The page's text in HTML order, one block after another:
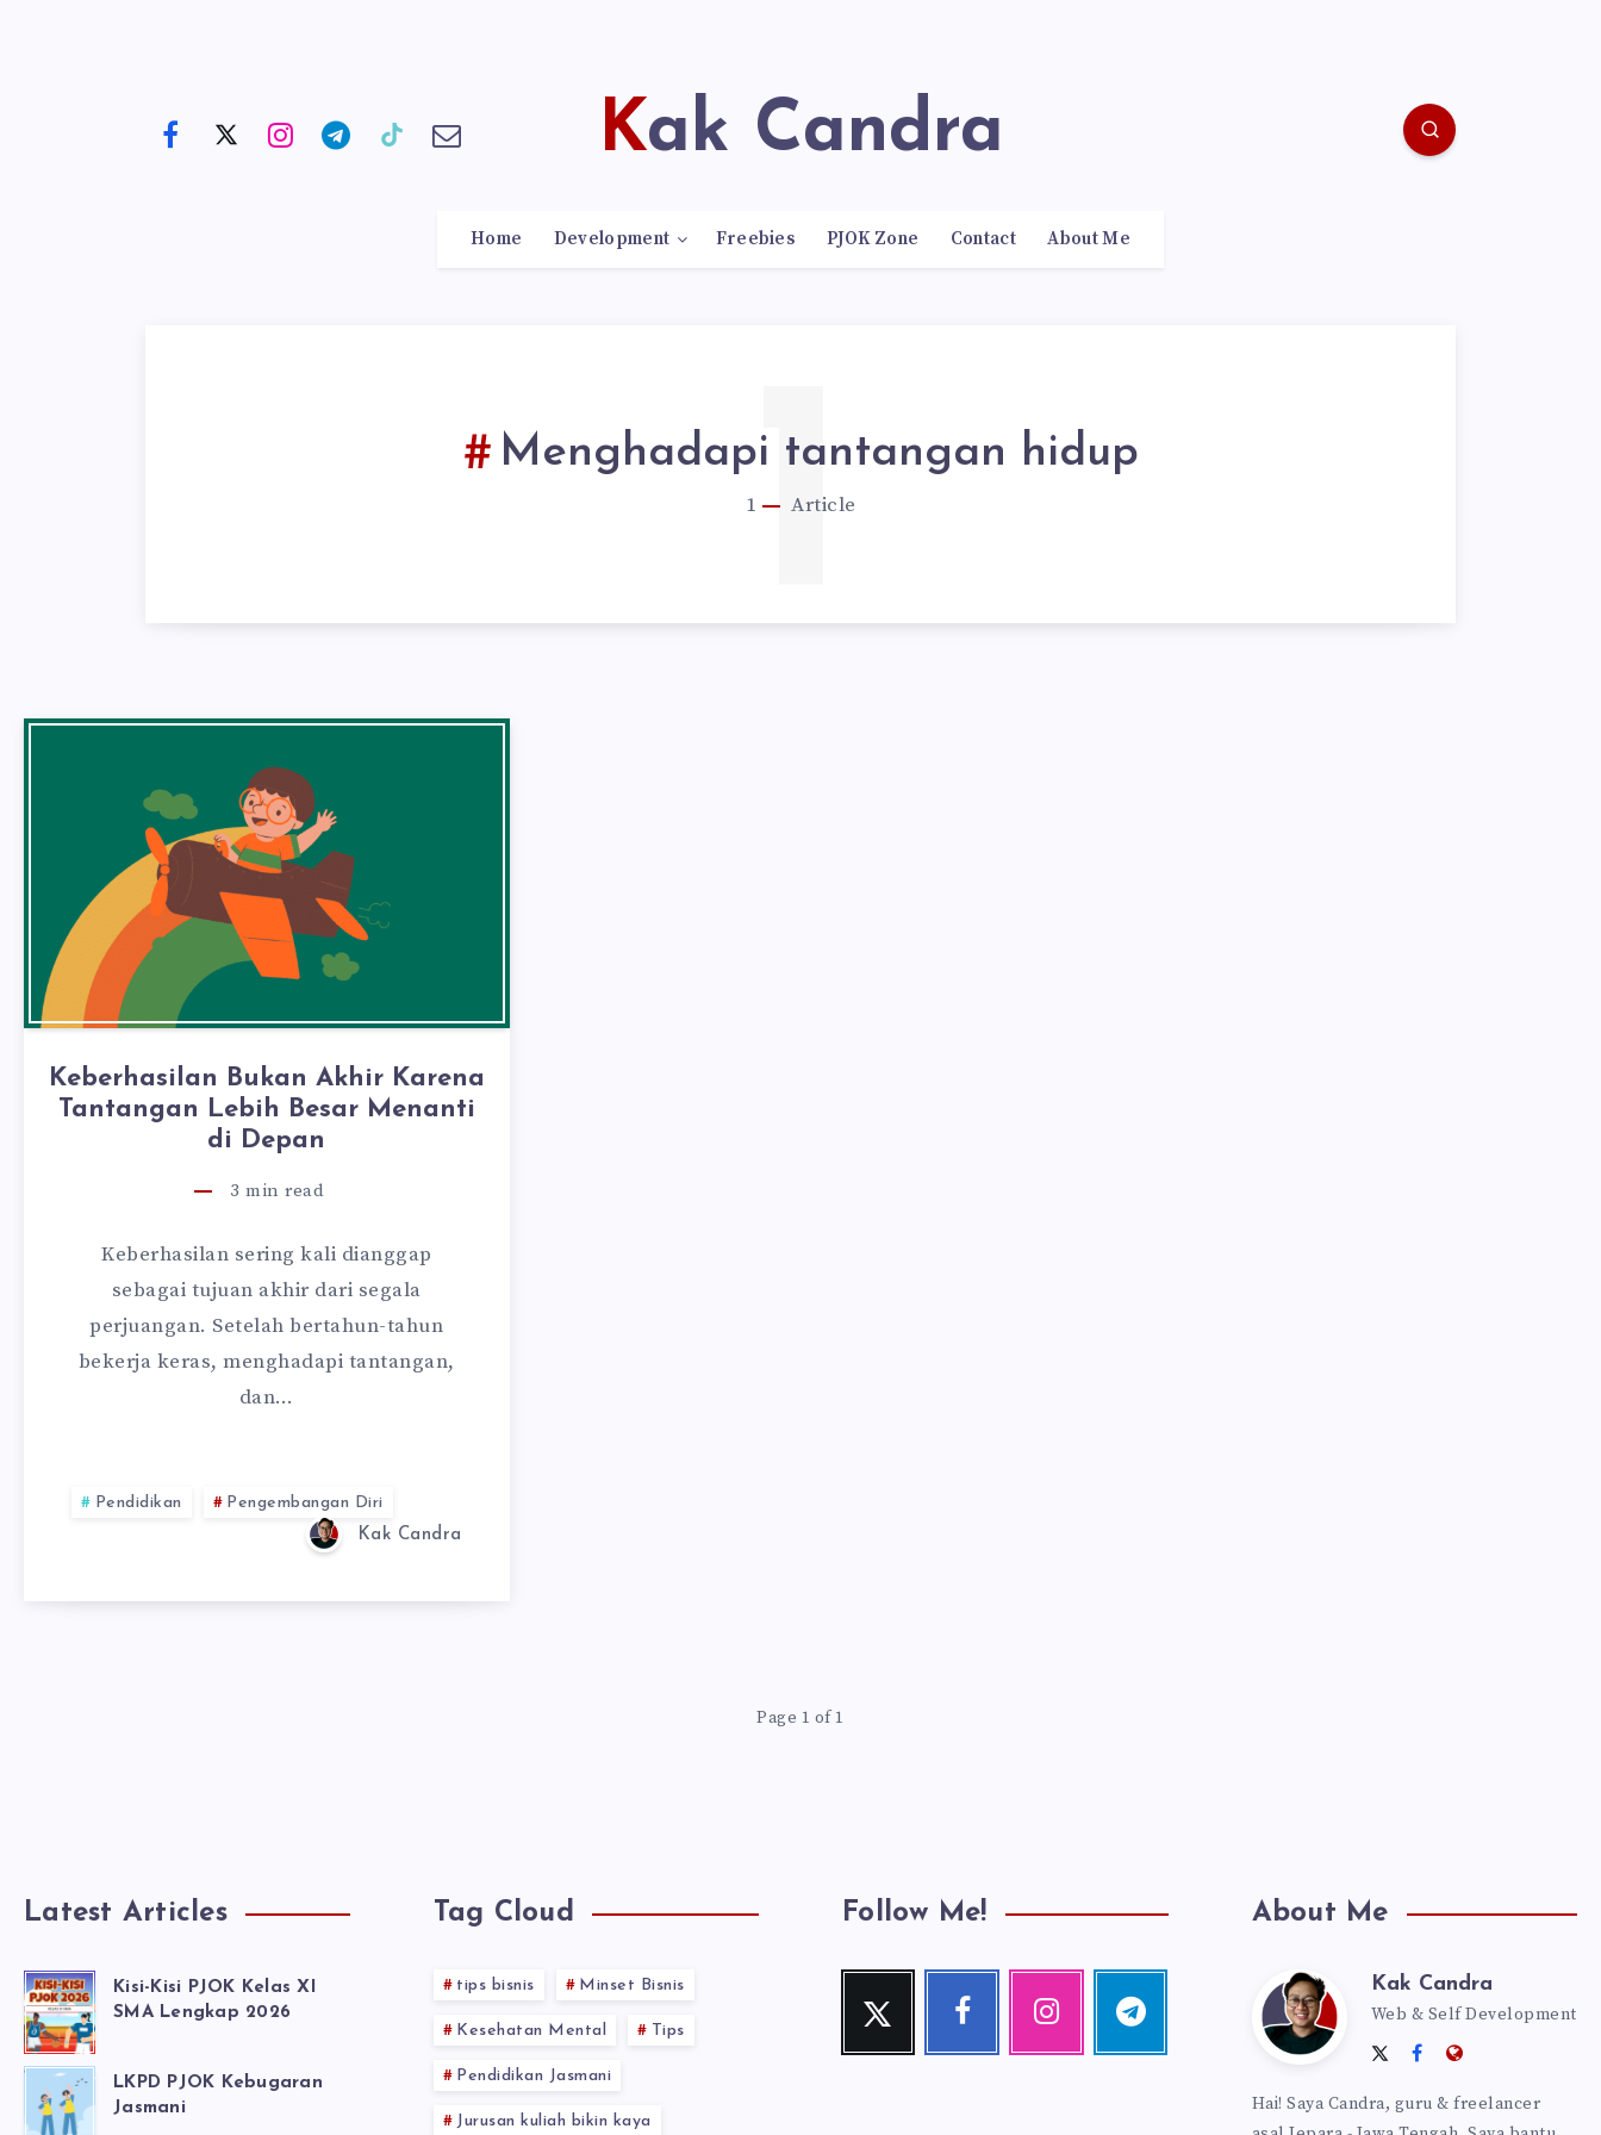
Kak Candra
Home Development Freebies PJOK Zone Contact About Me
Menghadapi tantangan hidup
1 Article
1
Keberhasilan Bukan Akhir Karena
Tantangan Lebih Besar Menanti
di Depan
3 min read
Keberhasilan sering kali dianggap
sebagai tujuan akhir dari segala
perjuangan. Setelah bertahun-tahun
bekerja keras, menghadapi tantangan,
dan…
Pendidikan
Pengembangan Diri
Kak Candra
Page 1 of 1
Latest Articles
Kisi-Kisi PJOK Kelas XI
SMA Lengkap 2026
LKPD PJOK Kebugaran
Jasmani
Tag Cloud
tips bisnis Minset Bisnis
Kesehatan Mental Tips
Pendidikan Jasmani
Jurusan kuliah bikin kaya
Follow Me!
Twitter
Follow
Facebook
Follow
Instagram
Our
Telegram
Follow
About Me
Kak
Candra
Kak Candra
Web & Self Development
Follow
on
FollowWebsite:
Hai! Saya Candra, guru & freelancer